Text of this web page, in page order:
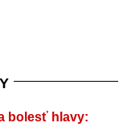
bolesť hlavy: